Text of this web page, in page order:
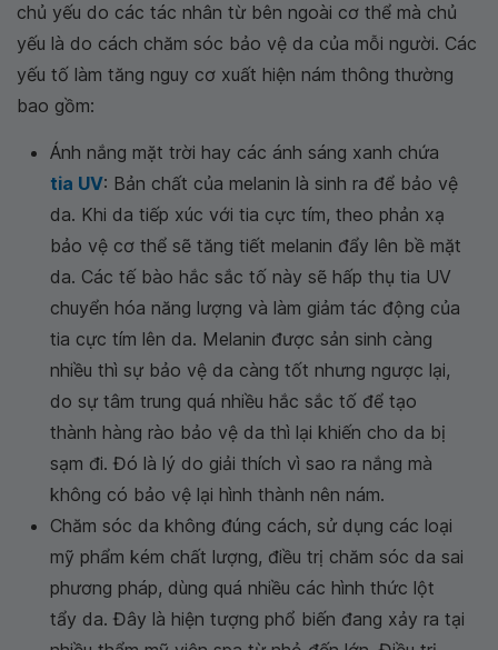
chủ yếu do các tác nhân từ bên ngoài cơ thể mà chủ
yếu là do cách chăm sóc bảo vệ da của mỗi người. Các
yếu tố làm tăng nguy cơ xuất hiện nám thông thường
bao gồm:
Ánh nắng mặt trời hay các ánh sáng xanh chứa
tia UV: Bản chất của melanin là sinh ra để bảo vệ
da. Khi da tiếp xúc với tia cực tím, theo phản xạ
bảo vệ cơ thể sẽ tăng tiết melanin đẩy lên bề mặt
da. Các tế bào hắc sắc tố này sẽ hấp thụ tia UV
chuyển hóa năng lượng và làm giảm tác động của
tia cực tím lên da. Melanin được sản sinh càng
nhiều thì sự bảo vệ da càng tốt nhưng ngược lại,
do sự tâm trung quá nhiều hắc sắc tố để tạo
thành hàng rào bảo vệ da thì lại khiến cho da bị
sạm đi. Đó là lý do giải thích vì sao ra nắng mà
không có bảo vệ lại hình thành nên nám.
Chăm sóc da không đúng cách, sử dụng các loại
mỹ phẩm kém chất lượng, điều trị chăm sóc da sai
phương pháp, dùng quá nhiều các hình thức lột
tẩy da. Đây là hiện tượng phổ biến đang xảy ra tại